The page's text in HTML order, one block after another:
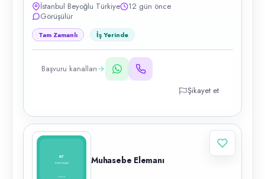
İstanbul Beyoğlu Türkiye
12 gün önce
Görüşülür
Tam Zamanlı İş Yerinde
Başvuru kanalları
Şikayet et
Muhasebe Elemanı